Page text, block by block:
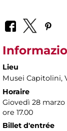
Lieu
Musei Capitolini,
Horaire
Giovedì 28 marzo
ore 17.00
Billet d'entrée